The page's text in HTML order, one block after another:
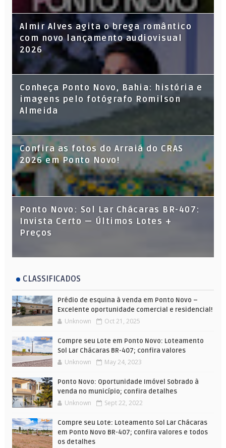
Almir Alves agita o brega romântico
com novo lançamento audiovisual
2026
Conheça Ponto Novo, Bahia: história e
imagens pelo fotógrafo Romilson
Almeida
Confira as fotos do Arraiá do CRAS
2026 em Ponto Novo!
Ponto Novo: Sol Lar Chácaras BR-407:
Invista Certo — Últimos Lotes +
Preços
CLASSIFICADOS
Prédio de esquina à venda em Ponto Novo –
Excelente oportunidade comercial e residencial!
Unknown Oct 21, 2025
Compre seu Lote em Ponto Novo: Loteamento
Sol Lar Chácaras BR-407; confira valores
Unknown May 24, 2023
Ponto Novo: Oportunidade Imóvel Sobrado à
venda no município; confira detalhes
Unknown Sept 22, 2022
Compre seu Lote: Loteamento Sol Lar Chácaras
em Ponto Novo BR-407; confira valores e todos
os detalhes